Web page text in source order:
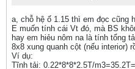
a, chỗ hệ ố 1.15 thì em đọc cũng
E muốn tính cái Vt đó, mà BS
hay em hiẻu nôm na là tính tổng
8x8 xung quanh cột (nếu interior)
Ví dụ:
Tĩnh tải: 0.22*8*8*2.5T/